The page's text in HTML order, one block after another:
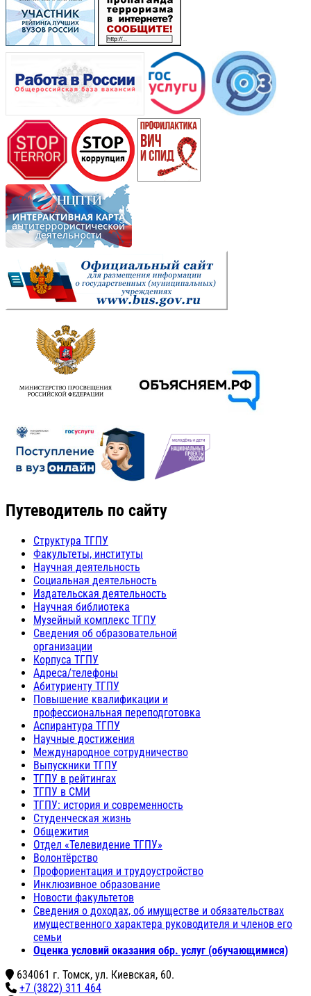
Путеводитель по сайту
Структура ТГПУ
Факультеты, институты
Научная деятельность
Социальная деятельность
Издательская деятельность
Научная библиотека
Музейный комплекс ТГПУ
Сведения об образовательной
организации
Корпуса ТГПУ
Адреса/телефоны
Абитуриенту ТГПУ
Повышение квалификации и
профессиональная переподготовка
Аспирантура ТГПУ
Научные достижения
Международное сотрудничество
Выпускники ТГПУ
ТГПУ в рейтингах
ТГПУ в СМИ
ТГПУ: история и современность
Студенческая жизнь
Общежития
Отдел «Телевидение ТГПУ»
Волонтёрство
Профориентация и трудоустройство
Инклюзивное образование
Новости факультетов
Сведения о доходах, об имуществе и обязательствах
имущественного характера руководителя и членов его
семьи
Оценка условий оказания обр. услуг (обучающимися)
634061 г. Томск, ул. Киевская, 60.
+7 (3822) 311 464